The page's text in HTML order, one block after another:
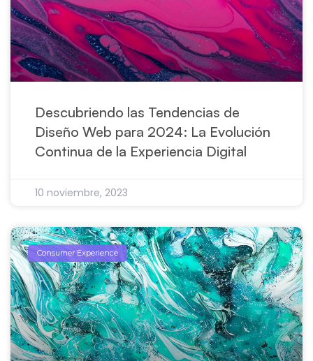
Descubriendo las Tendencias de
Diseño Web para 2024: La Evolución
Continua de la Experiencia Digital
10 noviembre, 2023
Consumer Experience